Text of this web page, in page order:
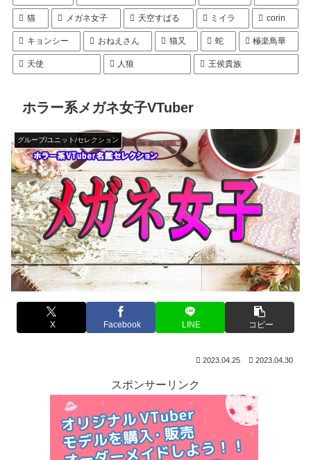
猫 メガネ女子 天空すばる ミイラ corin
キョンシー おねえさん 猫又 蛇 極楽鳥華
天使 人狼 王侯貴族
ホラー系メガネ女子VTuber
グループ/ユニット/セレクション
X Facebook LINE コピー
2023.04.25 2023.04.30
スポンサーリンク